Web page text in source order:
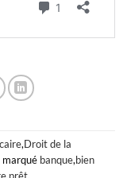
,Droit de la
marqué banque,bien